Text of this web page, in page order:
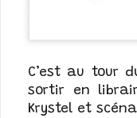
C’est au tour
sortir en
Krystel et